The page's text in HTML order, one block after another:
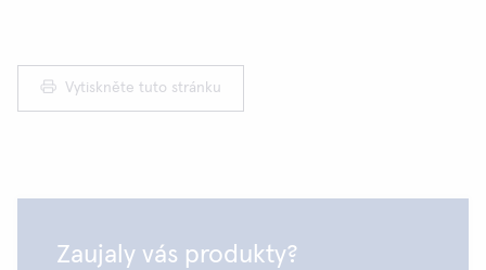
Vytiskněte tuto stránku
Zaujaly vás produkty?